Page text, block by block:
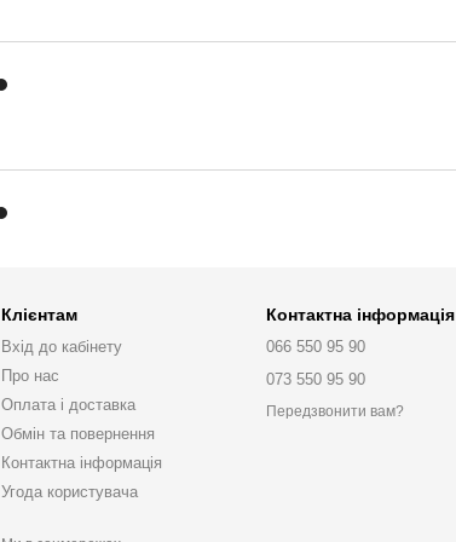
Клієнтам
Вхід до кабінету
Про нас
Оплата і доставка
Обмін та повернення
Контактна інформація
Угода користувача
Контактна інформація
066 550 95 90
073 550 95 90
Передзвонити вам?